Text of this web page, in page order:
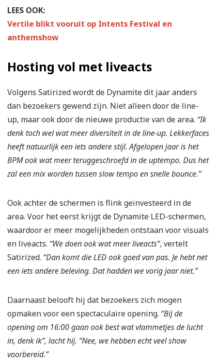
LEES OOK:
Vertile blikt vooruit op Intents Festival en
anthemshow
Hosting vol met liveacts
Volgens Satirized wordt de Dynamite dit jaar anders
dan bezoekers gewend zijn. Niet alleen door de line-
up, maar ook door de nieuwe productie van de area. “Ik
denk toch wel wat meer diversiteit in de line-up. Lekkerfaces
heeft natuurlijk een iets andere stijl. Afgelopen jaar is het
BPM ook wat meer teruggeschroefd in de uptempo. Dus het
zal een mix worden tussen slow tempo en snelle bounce.”
Ook achter de schermen is flink geïnvesteerd in de
area. Voor het eerst krijgt de Dynamite LED-schermen,
waardoor er meer mogelijkheden ontstaan voor visuals
en liveacts. “We doen ook wat meer liveacts”, vertelt
Satirized. “Dan komt die LED ook goed van pas. Je hebt net
een iets andere beleving. Dat hadden we vorig jaar niet.”
Daarnaast belooft hij dat bezoekers zich mogen
opmaken voor een spectaculaire opening. “Bij de
opening om 16:00 gaan ook best wat vlammetjes de lucht
in, denk ik”, lacht hij. “Nee, we hebben echt veel show
voorbereid.”